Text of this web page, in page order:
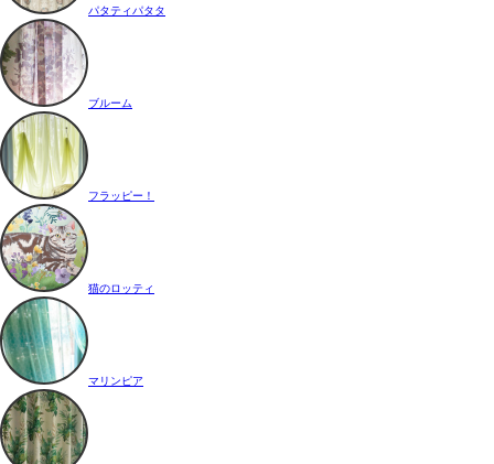
パタティパタタ
ブルーム
フラッピー！
猫のロッティ
マリンピア